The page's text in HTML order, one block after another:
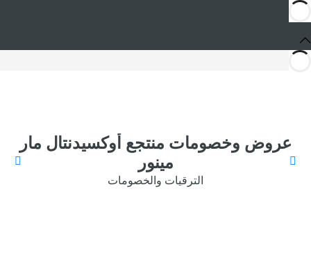
عروض وخصومات منتجع أوكسيدنتال مار
مينور
الترقيات والخصومات